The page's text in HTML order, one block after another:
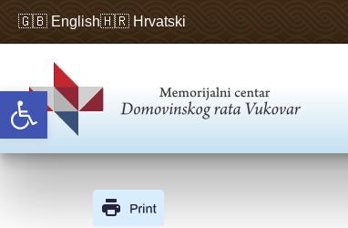
Open toolbar
🇬🇧 English🇭🇷 Hrvatski